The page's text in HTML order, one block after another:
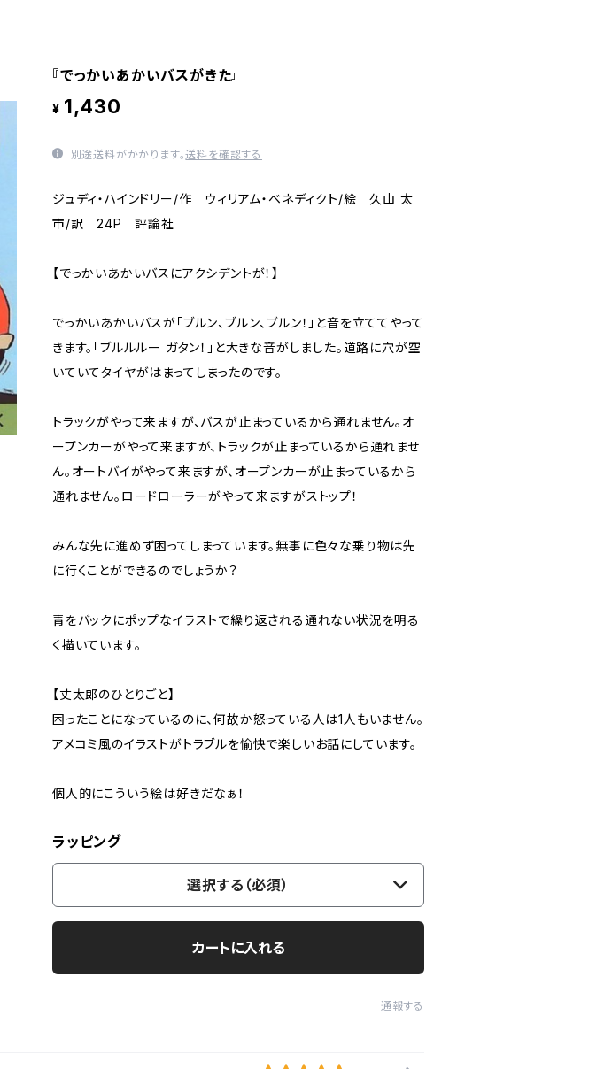
『でっかいあかいバスがきた』
¥ 1,430
別途送料がかかります。送料を確認する
ジュディ・ハインドリー/作 ウィリアム・ベネディクト/絵 久山 太
市/訳 24P 評論社
【でっかいあかいバスにアクシデントが！】
でっかいあかいバスが「ブルン、ブルン、ブルン！」と音を立ててやって
きます。「ブルルルー ガタン！」と大きな音がしました。道路に穴が空
いていてタイヤがはまってしまったのです。
トラックがやって来ますが、バスが止まっているから通れません。オ
ープンカーがやって来ますが、トラックが止まっているから通れませ
ん。オートバイがやって来ますが、オープンカーが止まっているから
通れません。ロードローラーがやって来ますがストップ！
みんな先に進めず困ってしまっています。無事に色々な乗り物は先
に行くことができるのでしょうか？
青をバックにポップなイラストで繰り返される通れない状況を明る
く描いています。
【丈太郎のひとりごと】
困ったことになっているのに、何故か怒っている人は1人もいません。
アメコミ風のイラストがトラブルを愉快で楽しいお話にしています。
個人的にこういう絵は好きだなぁ！
ラッピング
選択する（必須）
カートに入れる
通報する